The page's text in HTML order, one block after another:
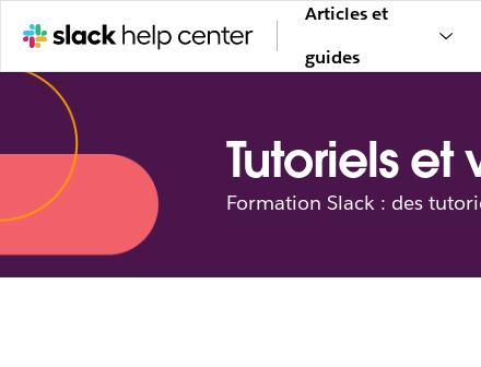
Articles et
guides
Tutoriels et
Formation Slack : des